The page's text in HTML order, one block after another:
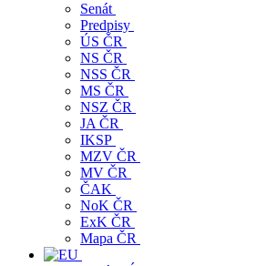
Senát
Predpisy
ÚS ČR
NS ČR
NSS ČR
MS ČR
NSZ ČR
JA ČR
IKSP
MZV ČR
MV ČR
ČAK
NoK ČR
ExK ČR
Mapa ČR